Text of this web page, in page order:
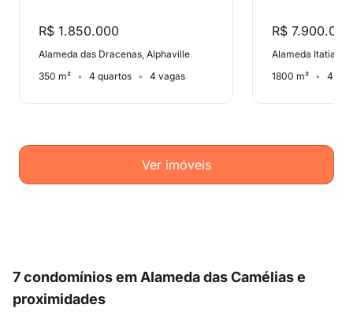
R$ 1.850.000
Alameda das Dracenas, Alphaville
350 m²
4 quartos 4 vagas
R$ 7.900.000
Alameda Itatiaia,
1800 m²
4
Ver imóveis
7 condomínios em Alameda das Camélias e
proximidades